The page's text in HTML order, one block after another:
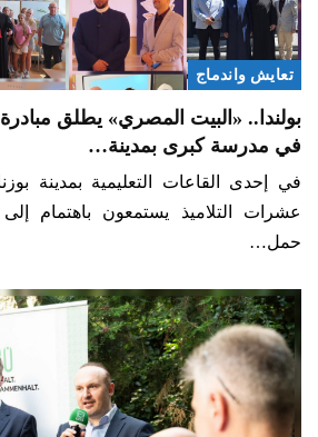
تعايش واندماج
بولندا.. «البيت المصري» يطلق
في مدرسة كبرى بمدينة…
في إحدى القاعات التعليمية بمدينة
عشرات التلاميذ يستمعون باهتمام
حمل…